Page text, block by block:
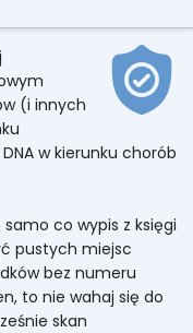
(i innych
w kierunku chorób
co wypis z księgi
pustych miejsc
bez numeru
to nie wahaj się do
skan